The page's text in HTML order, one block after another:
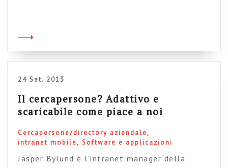
da altre fonti che è fatta in html5, con un
24 Set. 2013
Il cercapersone? Adattivo e
scaricabile come piace a noi
Cercapersone/directory aziendale
intranet mobile Software e applicazioni
Jasper Bylund è l’intranet manager della